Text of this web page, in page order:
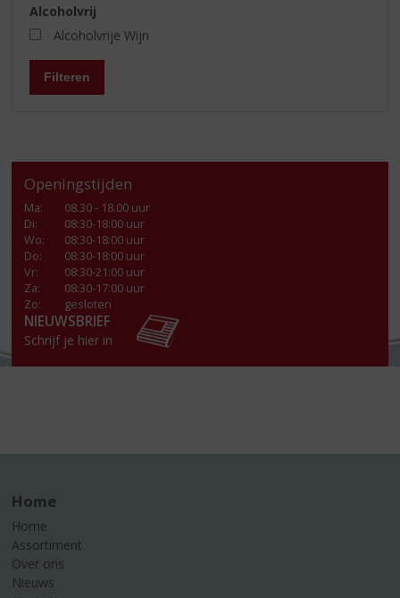
Alcoholvrij
Alcoholvrije Wijn
Filteren
Openingstijden
Ma:
08.30 - 18.00 uur
Di:
08:30-18:00 uur
Wo:
08:30-18:00 uur
Do:
08:30-18:00 uur
Vr:
08:30-21:00 uur
Za:
08:30-17:00 uur
Zo:
gesloten
NIEUWSBRIEF
Schrijf je hier in
Home
Home
Assortiment
Over ons
Nieuws